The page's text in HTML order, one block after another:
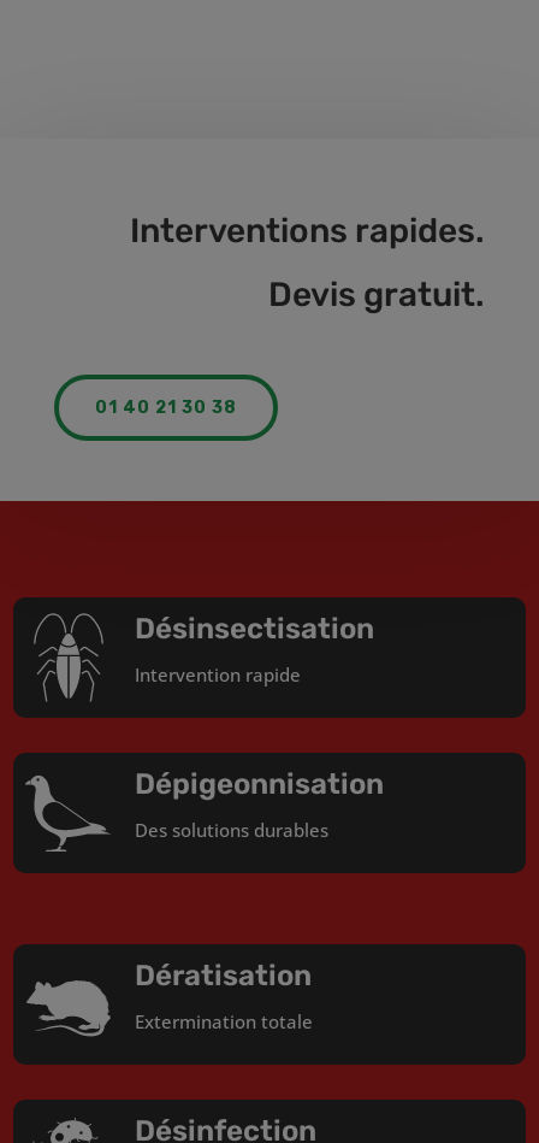
Interventions rapides.
Devis gratuit.
01 40 21 30 38
Désinsectisation
Intervention rapide
Dépigeonnisation
Des solutions durables
Dératisation
Extermination totale
Désinfection